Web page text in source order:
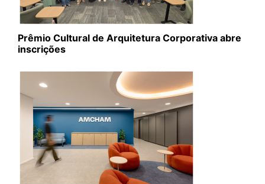
Prêmio Cultural de Arquitetura Corporativa abre
inscrições